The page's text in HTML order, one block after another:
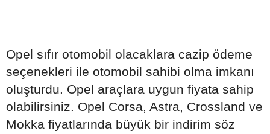
Opel sıfır otomobil olacaklara cazip ödeme
seçenekleri ile otomobil sahibi olma imkanı
oluşturdu. Opel araçlara uygun fiyata sahip
olabilirsiniz. Opel Corsa, Astra, Crossland ve
Mokka fiyatlarında büyük bir indirim söz